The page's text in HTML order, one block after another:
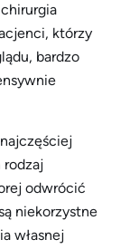
którzy
bardzo
rodzaj
odwrócić
niekorzystne
własnej